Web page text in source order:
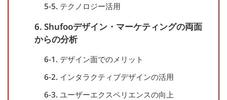
5-5. テクノロジー活用
6. Shufooデザイン・マーケティングの両面
からの分析
6-1. デザイン面でのメリット
6-2. インタラクティブデザインの活用
6-3. ユーザーエクスペリエンスの向上